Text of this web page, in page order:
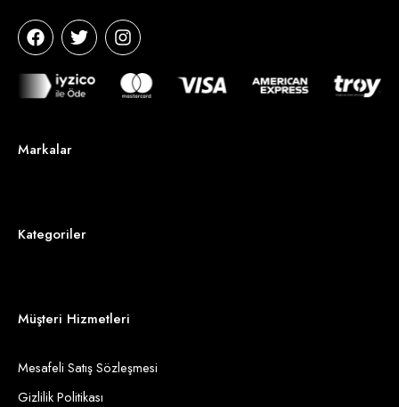
Markalar
Kategoriler
Müşteri Hizmetleri
Mesafeli Satış Sözleşmesi
Gizlilik Politikası